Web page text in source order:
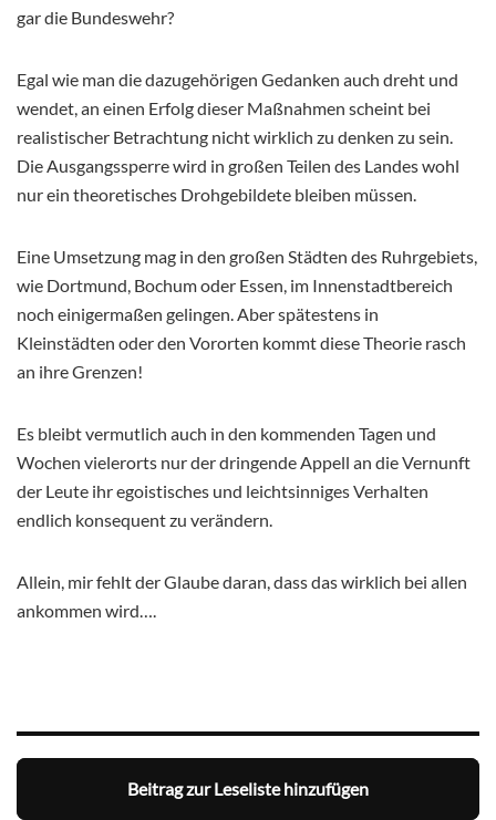
gar die Bundeswehr?
Egal wie man die dazugehörigen Gedanken auch dreht und
wendet, an einen Erfolg dieser Maßnahmen scheint bei
realistischer Betrachtung nicht wirklich zu denken zu sein.
Die Ausgangssperre wird in großen Teilen des Landes wohl
nur ein theoretisches Drohgebildete bleiben müssen.
Eine Umsetzung mag in den großen Städten des Ruhrgebiets,
wie Dortmund, Bochum oder Essen, im Innenstadtbereich
noch einigermaßen gelingen. Aber spätestens in
Kleinstädten oder den Vororten kommt diese Theorie rasch
an ihre Grenzen!
Es bleibt vermutlich auch in den kommenden Tagen und
Wochen vielerorts nur der dringende Appell an die Vernunft
der Leute ihr egoistisches und leichtsinniges Verhalten
endlich konsequent zu verändern.
Allein, mir fehlt der Glaube daran, dass das wirklich bei allen
ankommen wird….
Beitrag zur Leseliste hinzufügen